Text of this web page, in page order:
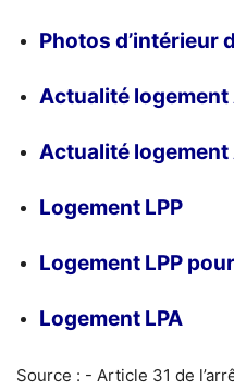
Photos d’intérieur
Actualité logement
Actualité logement
Logement LPP
Logement LPP
Logement LPA
Source : - Article 31 de